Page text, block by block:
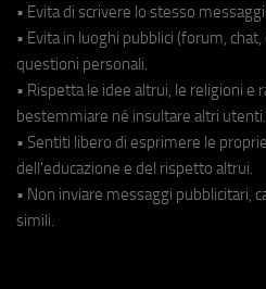
• Evita di scrivere lo stesso
• Evita in luoghi pubblici (forum,
questioni personali.
• Rispetta le idee altrui, le religioni e
bestemmiare né insultare altri utenti.
• Sentiti libero di esprimere le
dell'educazione e del rispetto altrui.
• Non inviare messaggi pubblicitari,
simili.